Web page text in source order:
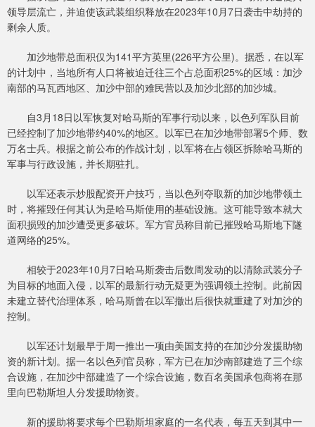
领导层流亡，并迫使该武装组织释放在2023年10月7日袭击中劫持的
剩余人质。
加沙地带总面积仅为141平方英里(226平方公里)。据悉，在以军
的计划中，当地所有人口将被迫迁往三个占总面积25%的区域：加沙
南部的马瓦西地区、加沙中部的难民营以及加沙北部的加沙城。
自3月18日以军恢复对哈马斯的军事行动以来，以色列军队目前
已经控制了加沙地带约40%的地区。以军已在加沙地带部署5个师、数
万名士兵。根据之前公布的作战计划，以军将在占领区拆除哈马斯的
军事与行政设施，并长期驻扎。
以军还表示炒股配资开户技巧，当以色列夺取新的加沙地带领土
时，将摧毁任何其认为是哈马斯使用的基础设施。这可能导致本就大
面积损毁的加沙遭受更多破坏。军方官员称目前已摧毁哈马斯地下隧
道网络的25%。
相较于2023年10月7日哈马斯袭击后数周发动的以清除武装分子
为目标的地面入侵，以军的最新行动无疑更为强调领土控制。此前因
未建立替代治理体系，哈马斯曾在以军撤出后很快就重建了对加沙的
控制。
以军还计划最早于周一推出一项由美国支持的在加沙分发援助物
资的新计划。据一名以色列官员称，军方已在加沙南部建造了三个综
合设施，在加沙中部建造了一个综合设施，数百名美国承包商将在那
里向巴勒斯坦人分发援助物资。
新的援助将要求每个巴勒斯坦家庭的一名代表，每五天到其中一